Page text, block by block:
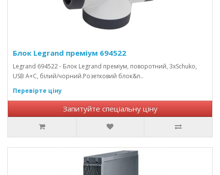
Блок Legrand преміум 694522
Legrand 694522 - Блок Legrand преміум, поворотний, 3хSchuko,
USB A+C, білий/чорний.Розетковий блок&n..
Перевірте ціну
Запитуйте спеціальну ціну